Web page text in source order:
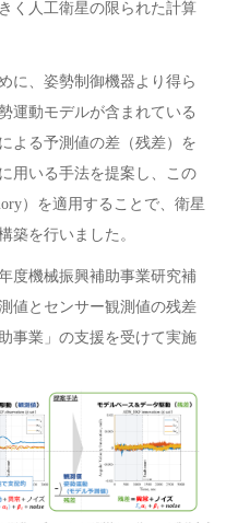
く人工衛星の限られた計算
に、姿勢制御機器より得ら
運動モデルが含まれている
よる予測値の差（残差）を
用いる手法を提案し、この
）を適用することで、衛星
築を行いました。
度機械振興補助事業研究補
値とセンサー観測値の残差
事業」の支援を受けて実施